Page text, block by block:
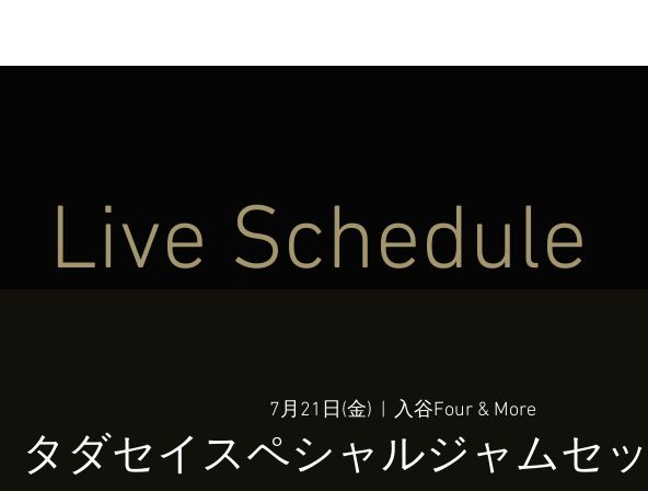
7月21日(金) 入谷Four & More
タダセイスペシャルジャムセ
Live Schedule